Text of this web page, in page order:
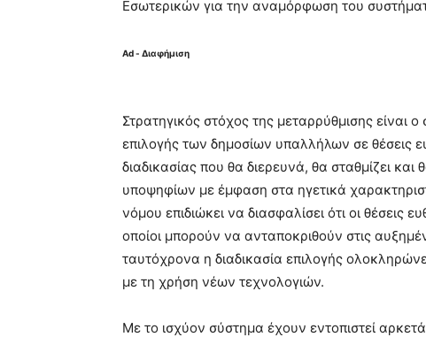
Εσωτερικών για την αναμόρφωση του
Ad - Διαφήμιση
Στρατηγικός στόχος της μεταρρύθμισης είναι
επιλογής των δημοσίων υπαλλήλων σε θέσεις
διαδικασίας που θα διερευνά, θα σταθμίζει
υποψηφίων με έμφαση στα ηγετικά
νόμου επιδιώκει να διασφαλίσει ότι οι θέσεις
οποίοι μπορούν να ανταποκριθούν στις
ταυτόχρονα η διαδικασία επιλογής
με τη χρήση νέων τεχνολογιών.
Με το ισχύον σύστημα έχουν εντοπιστεί